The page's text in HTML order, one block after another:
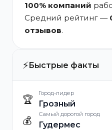
100% компаний
Средний рейтинг —
отзывов.
⚡Быстрые факты
🏆
Город-лидер
Грозный
💰
Самый дорогой город
Гудермес